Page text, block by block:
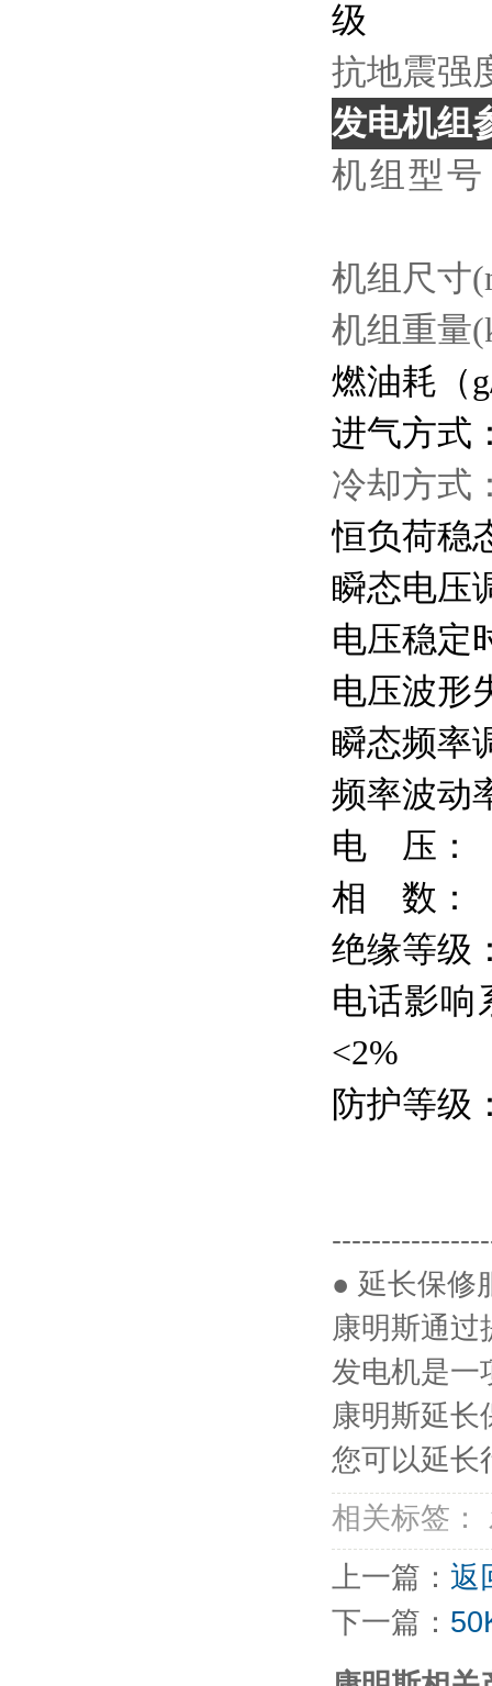
级
抗地震强
发电机组
机组型号
机组尺寸
机组重量
燃油耗（
进气方式
冷却方式
恒负荷稳
瞬态电压
电压稳定
电压波形
瞬态频率
频率波动
电
压：
相
数：
绝缘等级
电话影响
<2%
防护等级
● 延长保修
康明斯通过
发电机是一
康明斯延
您可以延长
相关标签：
上一篇： 返
下一篇：